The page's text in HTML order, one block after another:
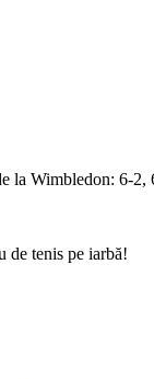
la Wimbledon: 6-2,
de tenis pe iarbă!